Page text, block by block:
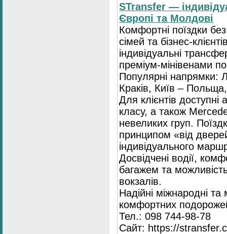
STransfer —
Європі та Молдові
Комфортні поїздки
сімей та бізнес-
індивідуальні
преміум-мінівенами
Популярні напрямки:
Краків, Київ –
Для клієнтів
класу, а також
невеликих груп.
принципом «від
індивідуального
Досвідчені водії,
багажем та
вокзалів.
Надійні міжнародні
комфортних
Тел.: 098 744-98-78
Сайт: https://